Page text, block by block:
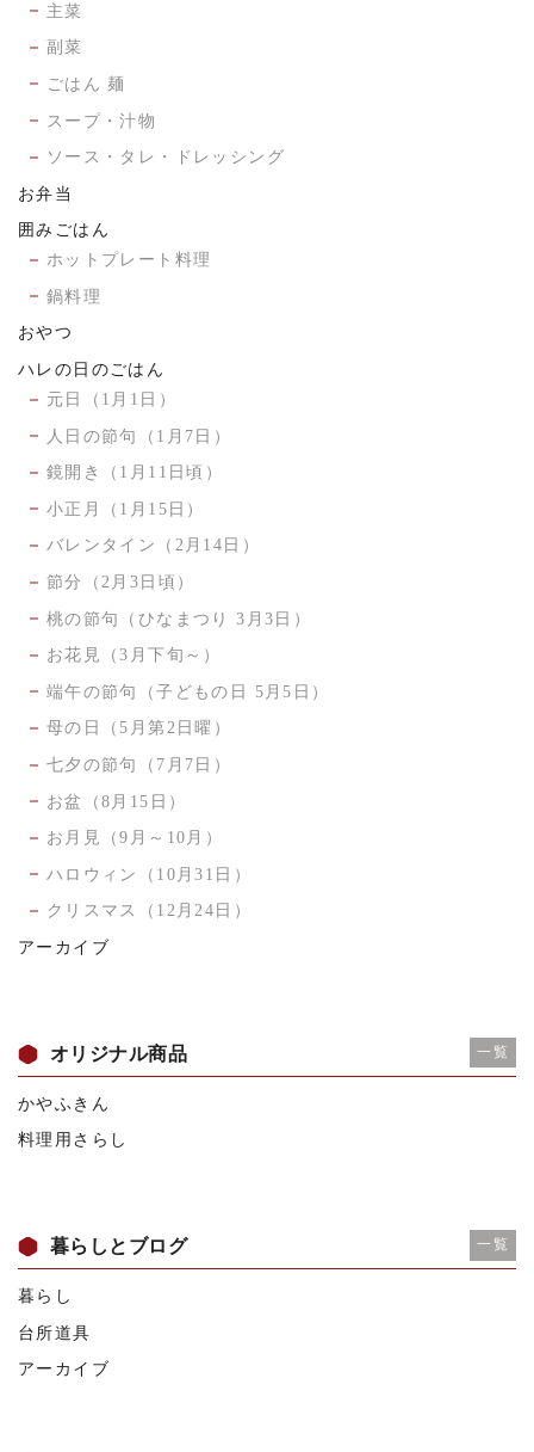
主菜
副菜
ごはん 麺
スープ・汁物
ソース・タレ・ドレッシング
お弁当
囲みごはん
ホットプレート料理
鍋料理
おやつ
ハレの日のごはん
元日（1月1日）
人日の節句（1月7日）
鏡開き（1月11日頃）
小正月（1月15日）
バレンタイン（2月14日）
節分（2月3日頃）
桃の節句（ひなまつり 3月3日）
お花見（3月下旬～）
端午の節句（子どもの日 5月5日）
母の日（5月第2日曜）
七夕の節句（7月7日）
お盆（8月15日）
お月見（9月～10月）
ハロウィン（10月31日）
クリスマス（12月24日）
アーカイブ
オリジナル商品 一覧
かやふきん
料理用さらし
暮らしとブログ 一覧
暮らし
台所道具
アーカイブ